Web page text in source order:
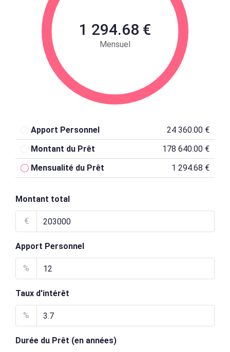
1 294.68 €
Mensuel
Apport Personnel
24 360.00 €
Montant du Prêt
178 640.00 €
Mensualité du Prêt
1 294.68 €
Montant total
€
Apport Personnel
%
Taux d'intérêt
%
Durée du Prêt (en années)